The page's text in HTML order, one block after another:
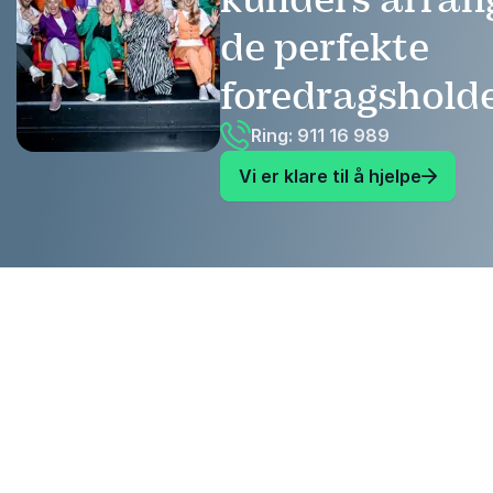
de perfekte
Ring: 911 16 989
Vi er klare til å hjelpe